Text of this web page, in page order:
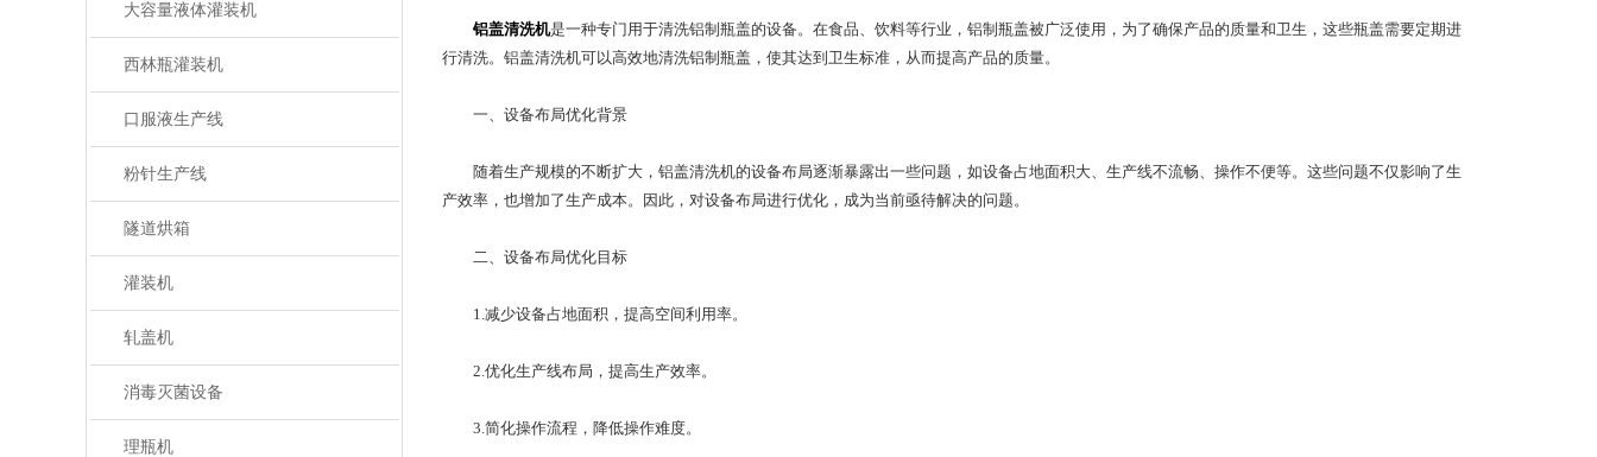
大容量液体灌装机
西林瓶灌装机
口服液生产线
粉针生产线
隧道烘箱
灌装机
轧盖机
消毒灭菌设备
理瓶机
铝盖清洗机是一种专门用于清洗铝制瓶盖的设备。在食品、饮料等行业，铝制瓶盖被广泛使用，为了确保产品的质量和卫生，这些瓶盖需要定期进
行清洗。铝盖清洗机可以高效地清洗铝制瓶盖，使其达到卫生标准，从而提高产品的质量。
一、设备布局优化背景
随着生产规模的不断扩大，铝盖清洗机的设备布局逐渐暴露出一些问题，如设备占地面积大、生产线不流畅、操作不便等。这些问题不仅影响了生
产效率，也增加了生产成本。因此，对设备布局进行优化，成为当前亟待解决的问题。
二、设备布局优化目标
1.减少设备占地面积，提高空间利用率。
2.优化生产线布局，提高生产效率。
3.简化操作流程，降低操作难度。